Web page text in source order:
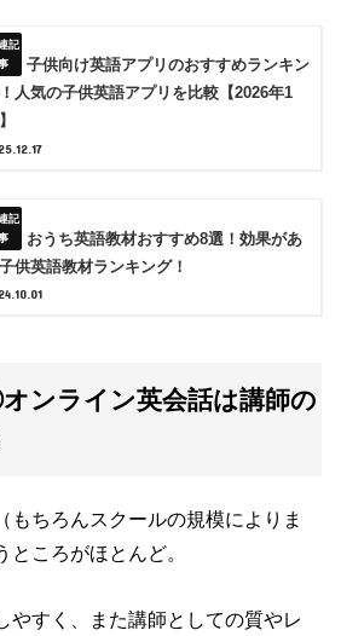
子供向け英語アプリのおすすめランキン
人気の子供英語アプリを比較【2026年1
おうち英語教材おすすめ8選！効果があ
供英語教材ランキング！
ンライン英会話は講師の
もちろんスクールの規模によりま
ころがほとんど。
やすく、また講師としての質やレ